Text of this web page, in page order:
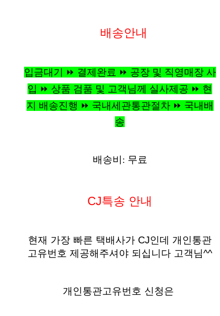
배송안내
입금대기 ⏩ 결제완료 ⏩ 공장 및 직영매장 사
입 ⏩ 상품 검품 및 고객님께 실사제공 ⏩ 현
지 배송진행 ⏩ 국내세관통관절차 ⏩ 국내배
송
배송비: 무료
CJ특송 안내
현재 가장 빠른 택배사가 CJ인데 개인통관
고유번호 제공해주셔야 되십니다 고객님^^
개인통관고유번호 신청은